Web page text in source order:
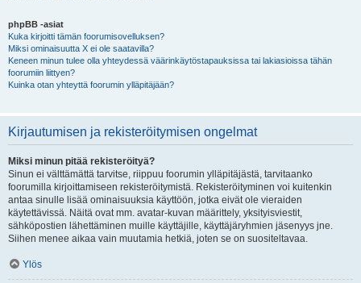
phpBB -asiat
Kuka kirjoitti tämän foorumisovelluksen?
Miksi ominaisuutta X ei ole saatavilla?
Keneen minun tulee olla yhteydessä väärinkäytöstapauksissa tai lakiasioissa tähän
foorumiin liittyen?
Kuinka otan yhteyttä foorumin ylläpitäjään?
Kirjautumisen ja rekisteröitymisen ongelmat
Miksi minun pitää rekisteröityä?
Sinun ei välttämättä tarvitse, riippuu foorumin ylläpitäjästä, tarvitaanko
foorumilla kirjoittamiseen rekisteröitymistä. Rekisteröityminen voi kuitenkin
antaa sinulle lisää ominaisuuksia käyttöön, jotka eivät ole vieraiden
käytettävissä. Näitä ovat mm. avatar-kuvan määrittely, yksityisviestit,
sähköpostien lähettäminen muille käyttäjille, käyttäjäryhmien jäsenyys jne.
Siihen menee aikaa vain muutamia hetkiä, joten se on suositeltavaa.
Ylös